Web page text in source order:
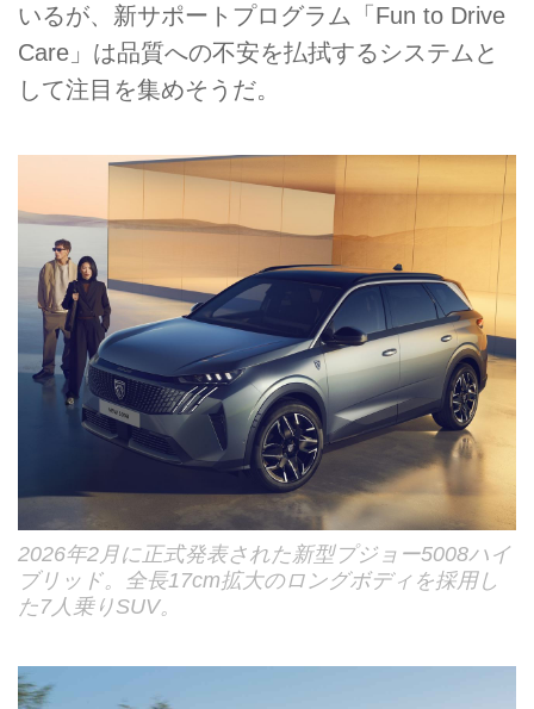
いるが、新サポートプログラム「Fun to Drive
Care」は品質への不安を払拭するシステムと
して注目を集めそうだ。
2026年2月に正式発表された新型プジョー5008ハイ
ブリッド。全長17cm拡大のロングボディを採用し
た7人乗りSUV。